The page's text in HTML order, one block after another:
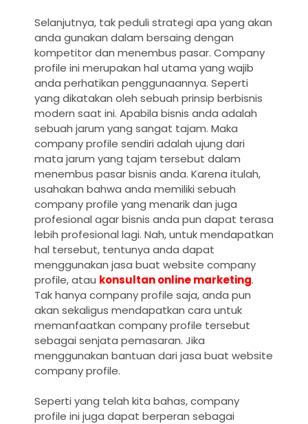
Selanjutnya, tak peduli strategi apa yang akan
anda gunakan dalam bersaing dengan
kompetitor dan menembus pasar. Company
profile ini merupakan hal utama yang wajib
anda perhatikan penggunaannya. Seperti
yang dikatakan oleh sebuah prinsip berbisnis
modern saat ini. Apabila bisnis anda adalah
sebuah jarum yang sangat tajam. Maka
company profile sendiri adalah ujung dari
mata jarum yang tajam tersebut dalam
menembus pasar bisnis anda. Karena itulah,
usahakan bahwa anda memiliki sebuah
company profile yang menarik dan juga
profesional agar bisnis anda pun dapat terasa
lebih profesional lagi. Nah, untuk mendapatkan
hal tersebut, tentunya anda dapat
menggunakan jasa buat website company
profile, atau konsultan online marketing.
Tak hanya company profile saja, anda pun
akan sekaligus mendapatkan cara untuk
memanfaatkan company profile tersebut
sebagai senjata pemasaran. Jika
menggunakan bantuan dari jasa buat website
company profile.
Seperti yang telah kita bahas, company
profile ini juga dapat berperan sebagai